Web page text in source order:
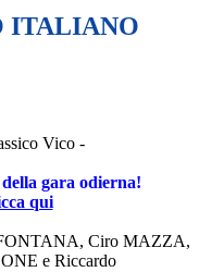
ITALIANO
Vico -
gara odierna!
qui
Ciro MAZZA,
e Riccardo